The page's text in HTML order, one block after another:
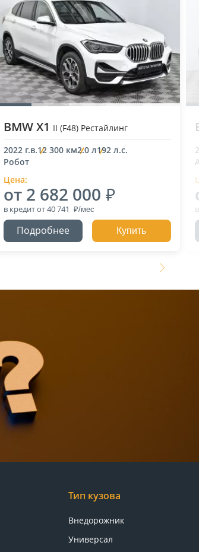
BMW X1 II (F48) Рестайлинг
2022 г.в.12 300 км2.0 л192 л.с.
Робот
Цена:
от 2 682 000
в кредитот 40 741
Подробнее Купить
Тип кузова
Внедорожник
Универсал